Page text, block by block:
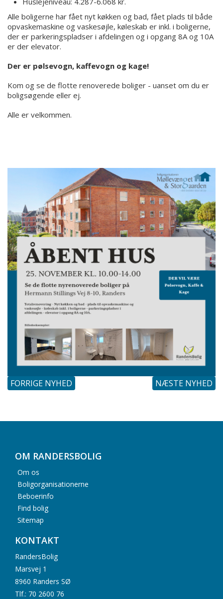
Alle boligerne har fået nyt køkken og bad, fået plads til både
opvaskemaskine og vaskesøjle, køleskab er inkl. i boligerne,
der er parkeringspladser i afdelingen og i opgang 8A og 10A
er der elevator.
Der er pølsevogn, kaffevogn og kage!
Kom og se de flotte renoverede boliger - uanset om du er
boligsøgende eller ej.
Alle er velkommen.
FORRIGE NYHED NÆSTE NYHED
OM RANDERSBOLIG
Om os
Boligorganisationerne
Beboerinfo
Find bolig
Sitemap
KONTAKT
RandersBolig
Marsvej 1
8960 Randers SØ
Tlf.: 70 2600 76